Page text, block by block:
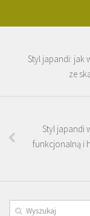
Styl japandi: jak
ze
Styl japandi
funkcjonalną i